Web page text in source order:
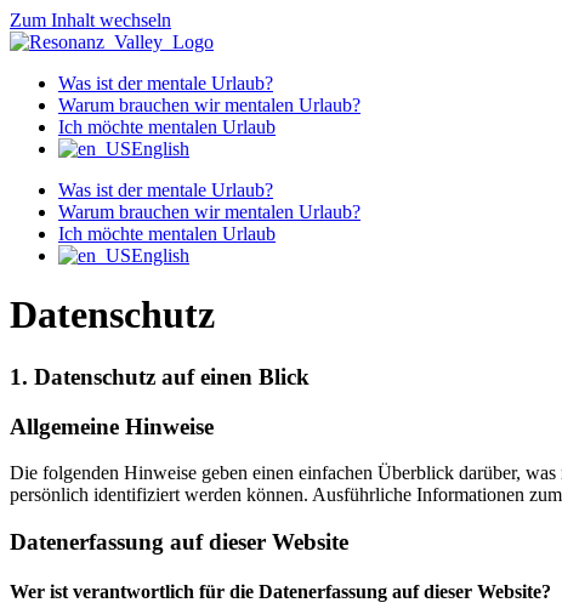
Zum Inhalt wechseln
Was ist der mentale Urlaub?
Warum brauchen wir mentalen Urlaub?
Ich möchte mentalen Urlaub
English
Was ist der mentale Urlaub?
Warum brauchen wir mentalen Urlaub?
Ich möchte mentalen Urlaub
English
Datenschutz
1. Datenschutz auf einen Blick
Allgemeine Hinweise
Die folgenden Hinweise geben einen einfachen Überblick darüber,
persönlich identifiziert werden können. Ausführliche Informationen
Datenerfassung auf dieser Website
Wer ist verantwortlich für die Datenerfassung auf dieser Website?